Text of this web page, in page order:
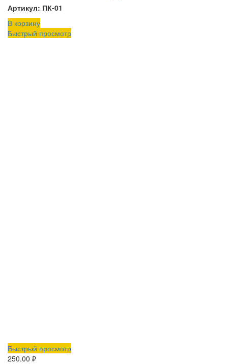
Артикул: ПК-01
В корзину
Быстрый просмотр
Быстрый просмотр
250.00 ₽